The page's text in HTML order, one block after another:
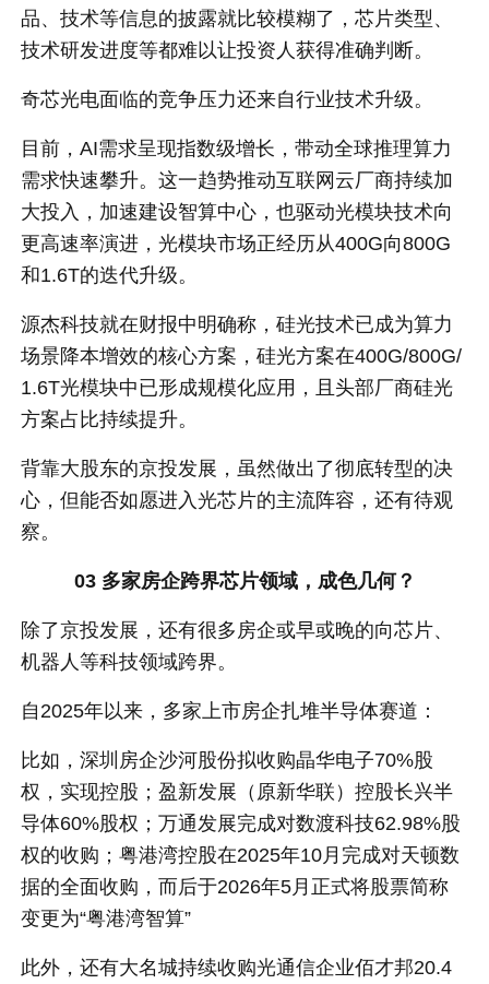
品、技术等信息的披露就比较模糊了，芯片类型、
技术研发进度等都难以让投资人获得准确判断。
奇芯光电面临的竞争压力还来自行业技术升级。
目前，AI需求呈现指数级增长，带动全球推理算力
需求快速攀升。这一趋势推动互联网云厂商持续加
大投入，加速建设智算中心，也驱动光模块技术向
更高速率演进，光模块市场正经历从400G向800G
和1.6T的迭代升级。
源杰科技就在财报中明确称，硅光技术已成为算力
场景降本增效的核心方案，硅光方案在400G/800G/
1.6T光模块中已形成规模化应用，且头部厂商硅光
方案占比持续提升。
背靠大股东的京投发展，虽然做出了彻底转型的决
心，但能否如愿进入光芯片的主流阵容，还有待观
察。
03 多家房企跨界芯片领域，成色几何？
除了京投发展，还有很多房企或早或晚的向芯片、
机器人等科技领域跨界。
自2025年以来，多家上市房企扎堆半导体赛道：
比如，深圳房企沙河股份拟收购晶华电子70%股
权，实现控股；盈新发展（原新华联）控股长兴半
导体60%股权；万通发展完成对数渡科技62.98%股
权的收购；粤港湾控股在2025年10月完成对天顿数
据的全面收购，而后于2026年5月正式将股票简称
变更为“粤港湾智算”
此外，还有大名城持续收购光通信企业佰才邦20.4